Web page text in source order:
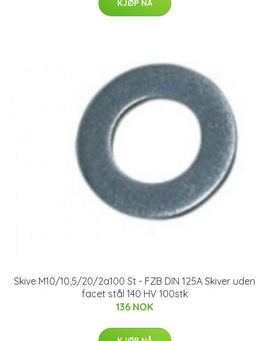
KJØP NÅ
Skive M10/10,5/20/2a100 St - FZB DIN 125A Skiver uden
facet stål 140 HV 100stk
136 NOK